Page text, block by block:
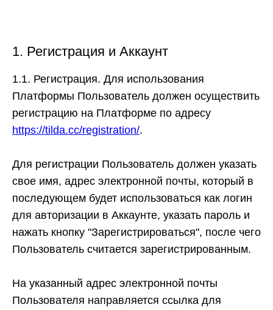
1. Регистрация и Аккаунт
1.1. Регистрация. Для использования
Платформы Пользователь должен осуществить
регистрацию на Платформе по адресу
https://tilda.cc/registration/.
Для регистрации Пользователь должен указать
свое имя, адрес электронной почты, который в
последующем будет использоваться как логин
для авторизации в Аккаунте, указать пароль и
нажать кнопку "Зарегистрироваться", после чего
Пользователь считается зарегистрированным.
На указанный адрес электронной почты
Пользователя направляется ссылка для